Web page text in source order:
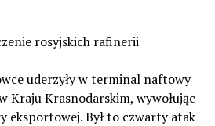
rosyjskich rafinerii
uderzyły w terminal naftowy
Kraju Krasnodarskim, wywołując
Był to czwarty atak